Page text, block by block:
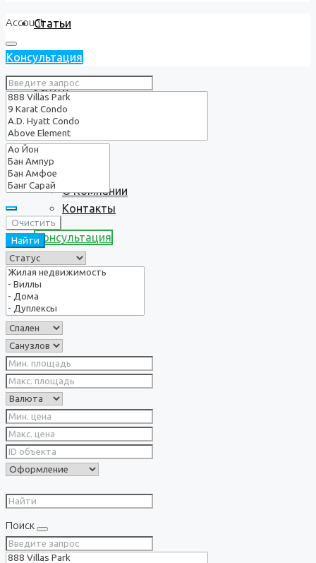
Статьи
Услуги
О нас
О Компании
Контакты
Консультация
Account
Консультация
Очистить
Найти
Поиск